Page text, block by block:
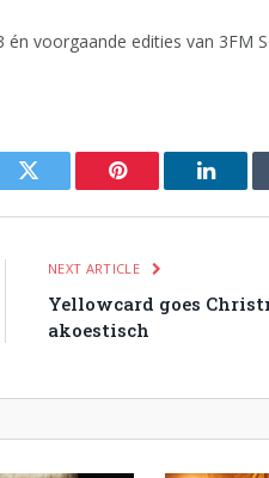
voorgaande edities van 3FM
Twitter Pinterest
NEXT ARTICLE
Yellowcard goes
akoestisch